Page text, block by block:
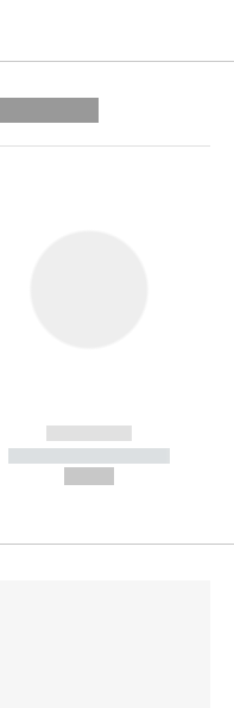
------------
----------- -----------